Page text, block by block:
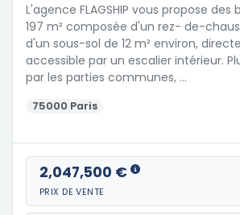
L'agence FLAGSHIP vous propose
197 m² composée d'un rez- de-
d'un sous-sol de 12 m² environ,
accessible par un escalier intérieur.
par les parties communes, …
75000 Paris
2,047,500 €
PRIX DE VENTE